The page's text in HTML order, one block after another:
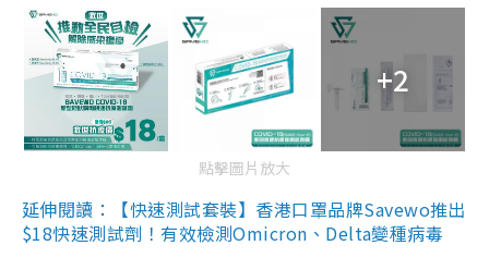
+2
點擊圖片放大
延伸閱讀：【快速測試套裝】香港口罩品牌Savewo推出
$18快速測試劑！有效檢測Omicron、Delta變種病毒